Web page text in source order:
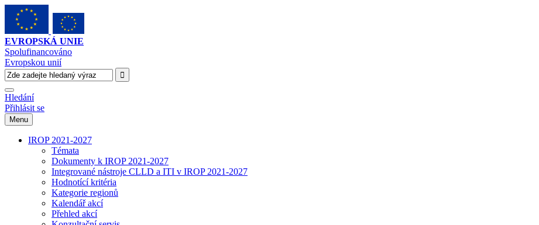
EVROPSKÁ UNIE
Spolufinancováno
Evropskou unií
Hledání
Přihlásit se
Menu
IROP 2021-2027
Témata
Dokumenty k IROP 2021-2027
Integrované nástroje CLLD a ITI v IROP 2021-2027
Hodnotící kritéria
Kategorie regionů
Kalendář akcí
Přehled akcí